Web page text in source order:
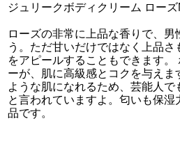
ジュリークボディクリーム ロー
ローズの非常に上品な香りで、男
う。ただ甘いだけではなく上品さ
をアピールすることもできます。
ーが、肌に高級感とコクを与えま
ような肌になれるため、芸能人
と言われていますよ。匂いも保
品です。